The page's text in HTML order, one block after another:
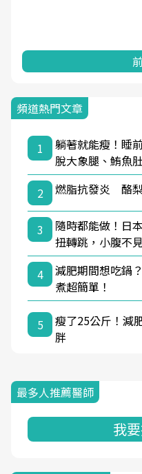
頻道熱門文章
1
躺著就能瘦！睡
脫大象腿、鮪魚
2
燃脂抗發炎 酪
3
隨時都能做！日
扭轉跳，小腹不
4
減肥期間想吃鍋
煮超簡單！
5
瘦了25公斤！減
胖
最多人推薦醫師
我